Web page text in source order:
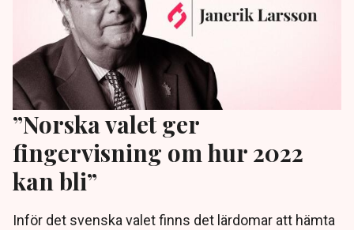
”Norska valet ger
fingervisning om hur 2022
kan bli”
Inför det svenska valet finns det lärdomar att hämta